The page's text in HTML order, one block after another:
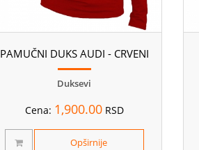
PAMUČNI DUKS AUDI - CRVENI
Duksevi
Cena: 1,900.00RSD
Opširnije